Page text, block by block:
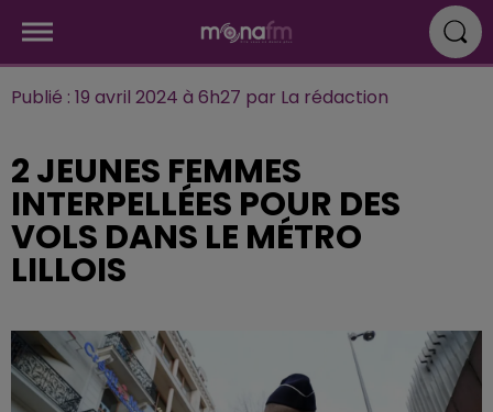
Publié : 19 avril 2024 à 6h27 par La rédaction
2 JEUNES FEMMES
INTERPELLÉES POUR DES
VOLS DANS LE MÉTRO
LILLOIS